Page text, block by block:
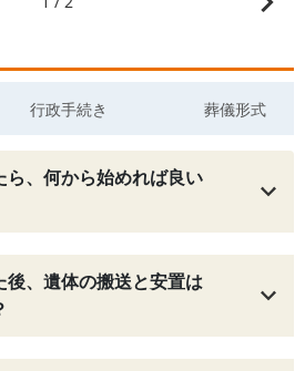
行政手続き 葬儀形式
ら、何から始めれば良い
後、遺体の搬送と安置は